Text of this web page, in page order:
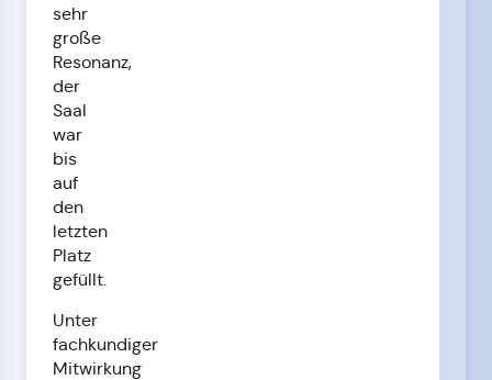
sehr
große
Resonanz,
der
Saal
war
bis
auf
den
letzten
Platz
gefüllt.
Unter
fachkundiger
Mitwirkung